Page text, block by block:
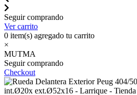
Seguir comprando
Ver carrito
0 item(s) agregado tu carrito
×
MUTMA
Seguir comprando
Checkout